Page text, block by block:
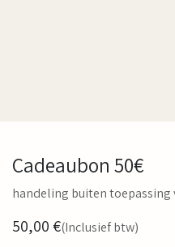
Cadeaubon 50€
handeling buiten toepassing
50,00€(Inclusief btw)